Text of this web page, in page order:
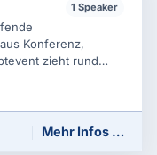
1 Speaker
Konferenz,
zieht rund
Connectivity unter
Mehr Infos …